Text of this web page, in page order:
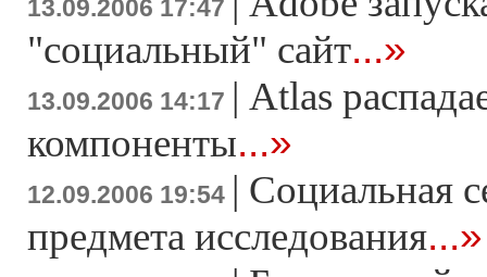
13.09.2006 17:47
"социальный" сайт...»
13.09.2006 14:17 | Atlas
компоненты...»
12.09.2006 19:54 | Социальная
предмета исследования...»